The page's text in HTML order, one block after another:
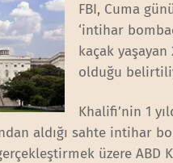
FBI, Cuma
‘intihar
kaçak yaşayan
olduğu
Khalifi’nin 1
aldığı sahte intihar
üzere